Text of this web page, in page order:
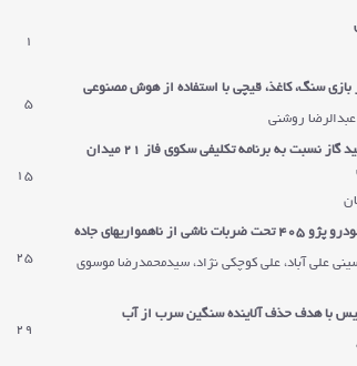
1
سنگ، کاغذ، قیچی با استفاده از هوش مصنوعی
5
روشنی
ارزیابی عوامل موثر بر کاهش تولید گاز نسبت به برنامه تکلیفی سکوی فاز 21 میدان
15
از ناهمواری
های جاده
25
علی آباد، علی کوچکی نژاد، سیدمحمدرضا موسوی
با هدف حذف آلاینده سنگين سرب از آب
29